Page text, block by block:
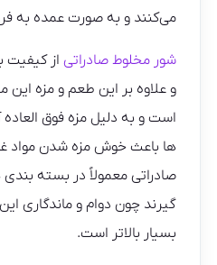
می‌کنند و به صورت عمده به
شور مخلوط صادراتی از کیفیت
و علاوه بر این طعم و مزه این
است و به دلیل مزه فوق
ها باعث خوش مزه شدن مواد
صادراتی معمولاً در بسته
گیرند چون دوام و ماندگاری
بسیار بالاتر است.